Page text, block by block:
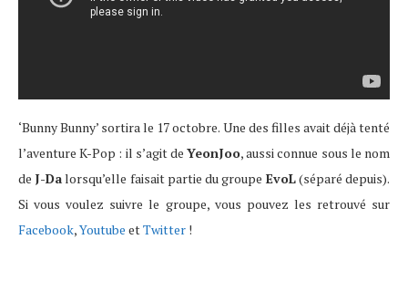
‘Bunny Bunny’ sortira le 17 octobre. Une des filles avait déjà tenté
l’aventure K-Pop : il s’agit deYeonJoo, aussi connue sous le nom
de J-Dalorsqu’elle faisait partie du groupe EvoL(séparé depuis).
Si vous voulez suivre le groupe, vous pouvez les retrouvé sur
Facebook,Youtube etTwitter !